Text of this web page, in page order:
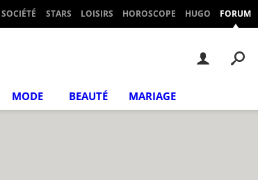
SOCIÉTÉ STARS LOISIRS HOROSCOPE HUGO FORUM
MODE BEAUTÉ MARIAGE